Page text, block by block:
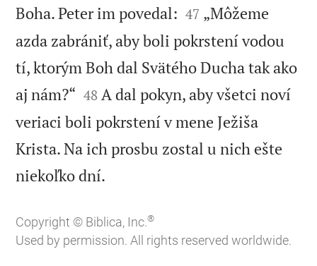
Boha. Peter im povedal: 

47 „Môžeme
azda zabrániť, aby boli pokrstení vodou
tí, ktorým Boh dal Svätého Ducha tak ako
aj nám?“ 

48 A dal pokyn, aby všetci noví
veriaci boli pokrstení v mene Ježiša
Krista. Na ich prosbu zostal u nich ešte
niekoľko dní.
Copyright © Biblica, Inc.®
Used by permission. All rights reserved worldwide.